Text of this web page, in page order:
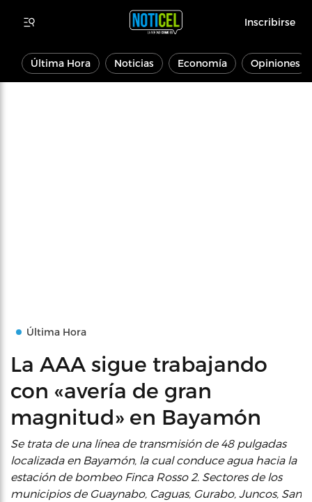
Inscribirse
Última Hora Noticias Economía Opiniones
Última Hora
La AAA sigue trabajando
con «avería de gran
magnitud» en Bayamón
Se trata de una línea de transmisión de 48 pulgadas
localizada en Bayamón, la cual conduce agua hacia la
estación de bombeo Finca Rosso 2. Sectores de los
municipios de Guaynabo, Caguas, Gurabo, Juncos, San